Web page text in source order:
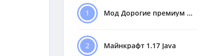
1 Мод Дорогие премиум Машины
2 Майнкрафт 1.17 Java